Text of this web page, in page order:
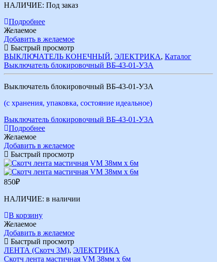
НАЛИЧИЕ: Под заказ
Подробнее
Желаемое
Добавить в желаемое
Быстрый просмотр
ВЫКЛЮЧАТЕЛЬ КОНЕЧНЫЙ, ЭЛЕКТРИКА, Каталог
Выключатель блокировочный ВБ-43-01-У3А
Выключатель блокировочный ВБ-43-01-У3А
(с хранения, упаковка, состояние идеальное)
Выключатель блокировочный ВБ-43-01-У3А
Подробнее
Желаемое
Добавить в желаемое
Быстрый просмотр
850₽
НАЛИЧИЕ: в наличии
В корзину
Желаемое
Добавить в желаемое
Быстрый просмотр
ЛЕНТА (Скотч 3М), ЭЛЕКТРИКА
Скотч лента мастичная VM 38мм х 6м